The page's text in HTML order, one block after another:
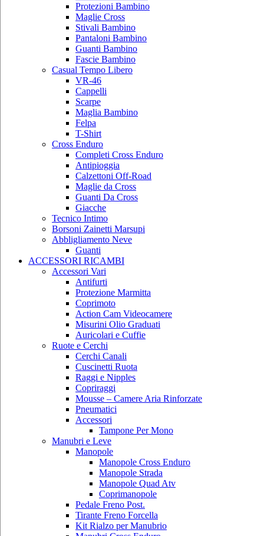
Protezioni Bambino
Maglie Cross
Stivali Bambino
Pantaloni Bambino
Guanti Bambino
Fascie Bambino
Casual Tempo Libero
VR-46
Cappelli
Scarpe
Maglia Bambino
Felpa
T-Shirt
Cross Enduro
Completi Cross Enduro
Antipioggia
Calzettoni Off-Road
Maglie da Cross
Guanti Da Cross
Giacche
Tecnico Intimo
Borsoni Zainetti Marsupi
Abbligliamento Neve
Guanti
ACCESSORI RICAMBI
Accessori Vari
Antifurti
Protezione Marmitta
Coprimoto
Action Cam Videocamere
Misurini Olio Graduati
Auricolari e Cuffie
Ruote e Cerchi
Cerchi Canali
Cuscinetti Ruota
Raggi e Nipples
Copriraggi
Mousse – Camere Aria Rinforzate
Pneumatici
Accessori
Tampone Per Mono
Manubri e Leve
Manopole
Manopole Cross Enduro
Manopole Strada
Manopole Quad Atv
Coprimanopole
Pedale Freno Post.
Tirante Freno Forcella
Kit Rialzo per Manubrio